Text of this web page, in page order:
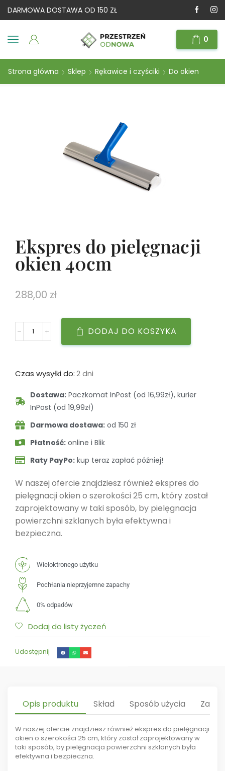
DARMOWA DOSTAWA OD 150 ZŁ
0
Strona główna Sklep Rękawice i czyściki Do okien
Ekspres do pielęgnacji
okien 40cm
288,00 zł
DODAJ DO KOSZYKA
Czas wysyłki do:2 dni
Dostawa: Paczkomat InPost (od 16,99zł), kurier
InPost (od 19,99zł)
Darmowa dostawa: od 150 zł
Płatność: online i Blik
Raty PayPo: kup teraz zapłać później!
W naszej ofercie znajdziesz również ekspres do
pielęgnacji okien o szerokości 25 cm, który został
zaprojektowany w taki sposób, by pielęgnacja
powierzchni szklanych była efektywna i
bezpieczna.
Wieloktronego użytku
Pochłania nieprzyjemne zapachy
0% odpadów
Dodaj do listy życzeń
Udostępnij
Opis produktu Skład Sposób użycia
W naszej ofercie znajdziesz również ekspres do pielęgnacji
okien o szerokości 25 cm, który został zaprojektowany w
taki sposób, by pielęgnacja powierzchni szklanych była
efektywna i bezpieczna.